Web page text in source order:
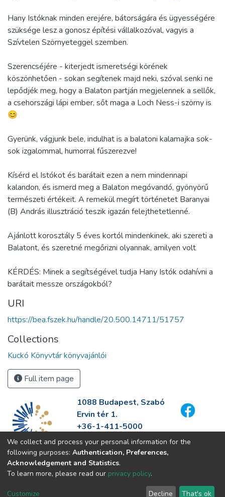
Hany Istóknak minden erejére, bátorságára és ügyességére
szüksége lesz a gonosz építési vállalkozóval, vagyis a
Szívtelen Szörnyeteggel szemben.
Szerencséjére - kiterjedt ismeretségi körének
köszönhetően - sokan segítenek majd neki, szóval senki ne
lepődjék meg, hogy a Balaton partján megjelennek a sellők,
a csehországi lápi ember, sőt maga a Loch Ness-i szörny is
😊
Gyerünk, vágjunk bele, indulhat is a balatoni kalamajka sok-
sok izgalommal, humorral fűszerezve!
Kísérd el Istókot és barátait ezen a nem mindennapi
kalandon, és ismerd meg a Balaton megóvandó, gyönyörű
természeti értékeit. A remekül megírt történetet Baranyai
(B) András illusztráció teszik igazán felejthetetlenné.
Ajánlott korosztály 5 éves kortól mindenkinek, aki szereti a
Balatont, és szeretné megőrizni olyannak, amilyen volt
KÉRDÉS: Minek a segítségével tudja Hany Istók odahívni a
barátait messze országokból?
URI
https://bea.fszek.hu/handle/20.500.14711/51757
Collections
Kuckó Könyvtár könyvajánlói
Full item page
1088 Budapest, Szabó
Ervin tér 1.
+36-1-411-5000
info@fszek.hu
https://fszek.hu
We collect and process your personal information for the
following purposes: Authentication, Preferences,
Acknowledgement and Statistics.
To learn more, please read our privacy policy.
Customize Decline That's ok